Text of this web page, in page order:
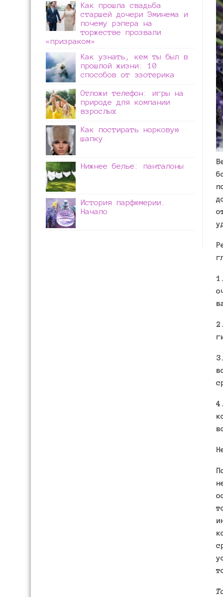
Как прошла свадьба
старшей дочери Эминема и
почему рэпера на
торжестве прозвали
«призраком»
Как узнать, кем ты был в
прошлой жизни: 10
способов от эзотерика
Отложи телефон: игры на
природе для компании
взрослых
Как постирать норковую
шапку
Нижнее белье: панталоны
История парфюмерии.
Начало